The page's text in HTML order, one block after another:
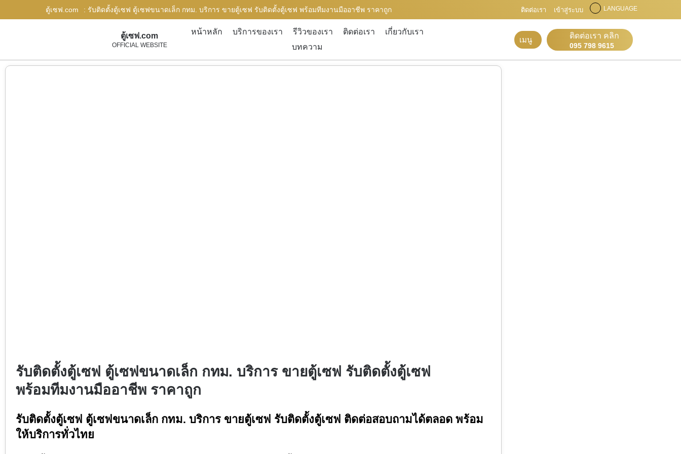
ตู้เซฟ.com : รับติดตั้งตู้เซฟ ตู้เซฟขนาดเล็ก กทม. บริการ ขายตู้เซฟ รับติดตั้งตู้เซฟ พร้อมทีมงานมืออาชีพ ราคาถูก ติดต่อเรา เข้าสู่ระบบ LANGUAGE
ตู้เซฟ.com
OFFICIAL WEBSITE
หน้าหลัก บริการของเรา รีวิวของเรา ติดต่อเรา
เกี่ยวกับเรา
บทความ
เมนู ติดต่อเรา คลิก
095 798 9615
รับติดตั้งตู้เซฟ ตู้เซฟขนาดเล็ก กทม. บริการ ขายตู้เซฟ รับติดตั้งตู้เซฟ
พร้อมทีมงานมืออาชีพ ราคาถูก
รับติดตั้งตู้เซฟ ตู้เซฟขนาดเล็ก กทม. บริการ ขายตู้เซฟ รับติดตั้งตู้เซฟ ติดต่อสอบถามได้ตลอด พร้อม
ให้บริการทั่วไทย